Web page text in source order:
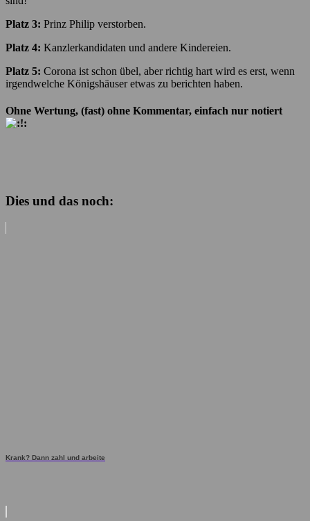
Platz 3: Prinz Philip verstorben.
Platz 4: Kanzlerkandidaten und andere Kindereien.
Platz 5: Corona ist schon übel, aber richtig hart wird es erst, wenn
irgendwelche Königshäuser etwas zu berichten haben.
Ohne Wertung, (fast) ohne Kommentar, einfach nur notiert
Dies und das noch:
Krank? Dann zahl und arbeite